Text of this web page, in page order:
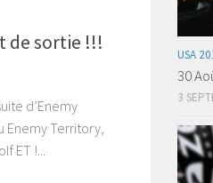
de sortie !!!
d’Enemy
Enemy Territory,
ET !...
USA
30
3